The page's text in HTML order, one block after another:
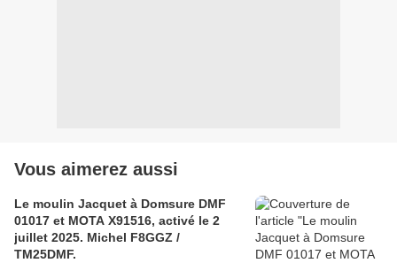
Vous aimerez aussi
Le moulin Jacquet à Domsure DMF
01017 et MOTA X91516, activé le 2
juillet 2025. Michel F8GGZ /
TM25DMF.